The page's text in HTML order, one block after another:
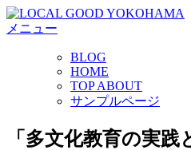
コ
ン
キ
メニュー
BLOG
HOME
TOP ABOUT
サンプルページ
「多文化教育の実